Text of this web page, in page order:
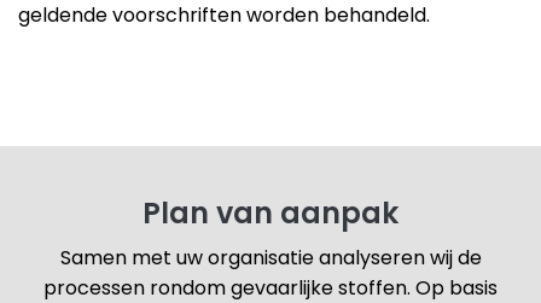
geldende voorschriften worden behandeld.
Plan van aanpak
Samen met uw organisatie analyseren wij de
processen rondom gevaarlijke stoffen. Op basis